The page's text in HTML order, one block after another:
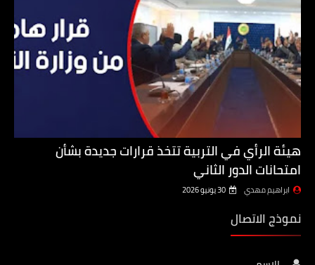
هيئة الرأي في التربية تتخذ قرارات جديدة بشأن
امتحانات الدور الثاني
ابراهيم مهدي 30 يونيو 2026
نموذج الاتصال